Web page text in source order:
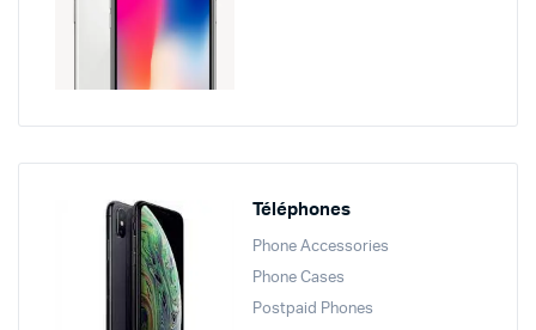
Téléphones
Phone Accessories
Phone Cases
Postpaid Phones